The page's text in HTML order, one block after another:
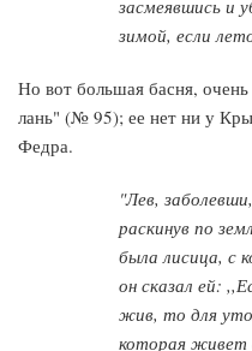
засмеявшись и
зимой, если
Но вот большая басня,
лань" (№ 95); ее нет ни у
Федра.
"Лев,
раскинув по
была лисица, с
он сказал ей:
жив, то для
которая живет